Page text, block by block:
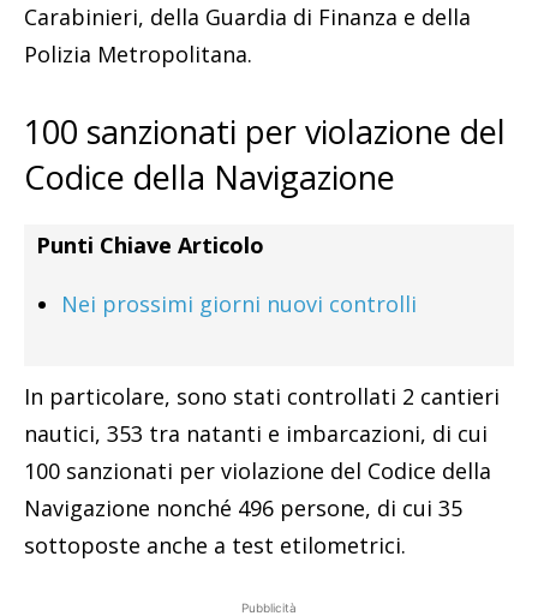
Carabinieri, della Guardia di Finanza e della
Polizia Metropolitana.
100 sanzionati per violazione del
Codice della Navigazione
Punti Chiave Articolo
Nei prossimi giorni nuovi controlli
In particolare, sono stati controllati 2 cantieri
nautici, 353 tra natanti e imbarcazioni, di cui
100 sanzionati per violazione del Codice della
Navigazione nonché 496 persone, di cui 35
sottoposte anche a test etilometrici.
Pubblicità